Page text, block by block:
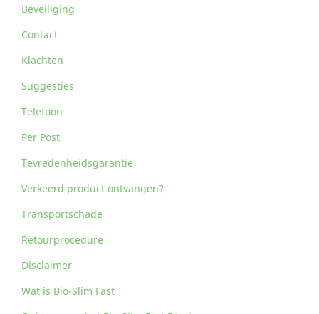
Beveiliging
Contact
Klachten
Suggesties
Telefoon
Per Post
Tevredenheidsgarantie
Verkeerd product ontvangen?
Transportschade
Retourprocedure
Disclaimer
Wat is Bio-Slim Fast